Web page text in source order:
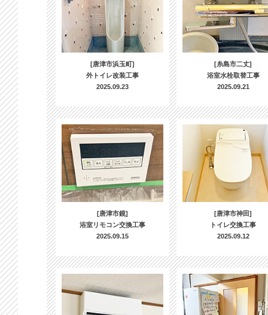
[唐津市浜玉町]
外トイレ改装工事
2025.09.23
[糸島市二丈]
浴室水栓取替工事
2025.09.21
[唐津市鏡]
浴室リモコン交換工事
2025.09.15
[唐津市神田]
トイレ交換工事
2025.09.12